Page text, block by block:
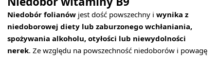
Niedobór folianów jest dość powszechny i wynika z
niedoborowej diety lub zaburzonego wchłaniania,
spożywania alkoholu, otyłości lub niewydolności
nerek . Ze względu na powszechność niedoborów i powagę